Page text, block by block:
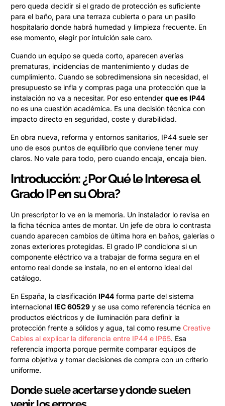
pero queda decidir si el grado de protección es suficiente
para el baño, para una terraza cubierta o para un pasillo
hospitalario donde habrá humedad y limpieza frecuente. En
ese momento, elegir por intuición sale caro.
Cuando un equipo se queda corto, aparecen averías
prematuras, incidencias de mantenimiento y dudas de
cumplimiento. Cuando se sobredimensiona sin necesidad, el
presupuesto se infla y compras paga una protección que la
instalación no va a necesitar. Por eso entender que es IP44
no es una cuestión académica. Es una decisión técnica con
impacto directo en seguridad, coste y durabilidad.
En obra nueva, reforma y entornos sanitarios, IP44 suele ser
uno de esos puntos de equilibrio que conviene tener muy
claros. No vale para todo, pero cuando encaja, encaja bien.
Introducción: ¿Por Qué le Interesa el
Grado IP en su Obra?
Un prescriptor lo ve en la memoria. Un instalador lo revisa en
la ficha técnica antes de montar. Un jefe de obra lo contrasta
cuando aparecen cambios de última hora en baños, galerías o
zonas exteriores protegidas. El grado IP condiciona si un
componente eléctrico va a trabajar de forma segura en el
entorno real donde se instala, no en el entorno ideal del
catálogo.
En España, la clasificación IP44 forma parte del sistema
internacional IEC 60529 y se usa como referencia técnica en
productos eléctricos y de iluminación para definir la
protección frente a sólidos y agua, tal como resume Creative
Cables al explicar la diferencia entre IP44 e IP65. Esa
referencia importa porque permite comparar equipos de
forma objetiva y tomar decisiones de compra con un criterio
uniforme.
Donde suele acertarse y donde suelen